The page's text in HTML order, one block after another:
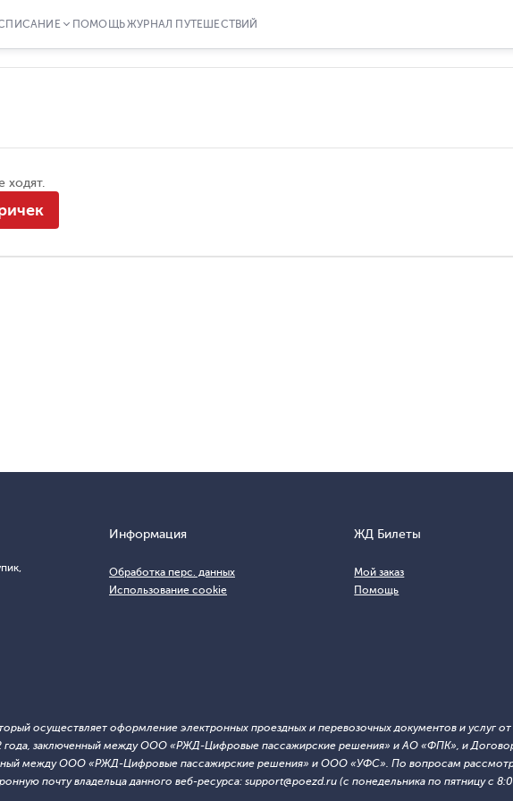
ПОМОЩЬЖУРНАЛ ПУТЕШЕСТВИЙ
ходят.
Информация
Обработка перс. данных
Использование cookie
ЖД Билеты
Мой заказ
Помощь
осуществляет оформление электронных проездных и перевозочных документов и услуг
года, заключенный между ООО «РЖД-Цифровые пассажирские решения» и АО «ФПК», и
между ООО «РЖД-Цифровые пассажирские решения» и ООО «УФС». По вопросам
почту владельца данного веб-ресурса: support@poezd.ru (с понедельника по пятницу с